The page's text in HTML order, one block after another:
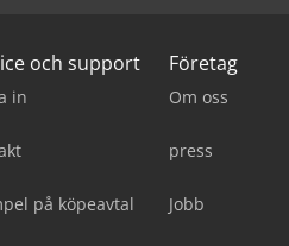
och support
in
på köpeavtal
Företag
Om oss
press
Jobb